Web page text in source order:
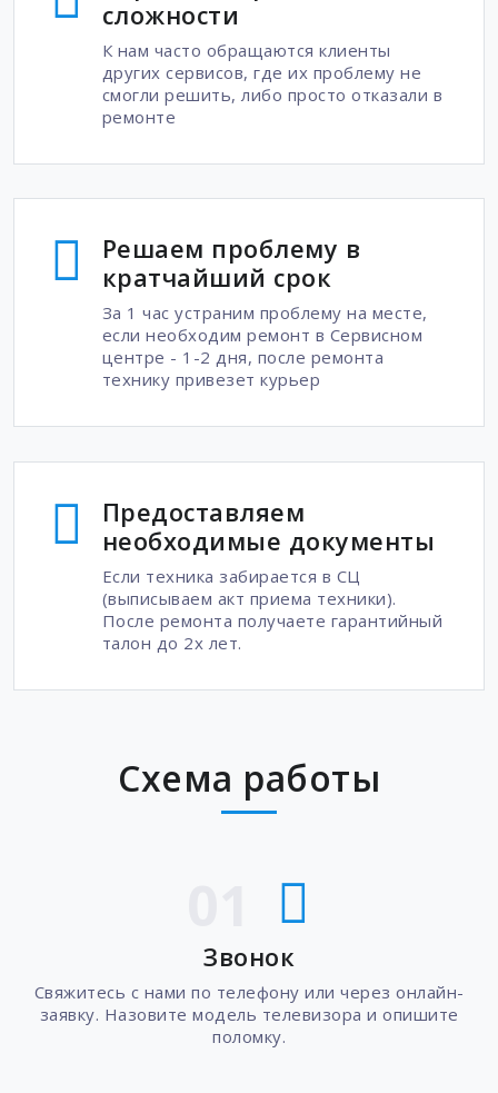
сложности
К нам часто обращаются клиенты
других сервисов, где их проблему не
смогли решить, либо просто отказали в
ремонте
Решаем проблему в
кратчайший срок
За 1 час устраним проблему на месте,
если необходим ремонт в Сервисном
центре - 1-2 дня, после ремонта
технику привезет курьер
Предоставляем
необходимые документы
Если техника забирается в СЦ
(выписываем акт приема техники).
После ремонта получаете гарантийный
талон до 2х лет.
Схема работы
Звонок
Свяжитесь с нами по телефону или через онлайн-
заявку. Назовите модель телевизора и опишите
поломку.